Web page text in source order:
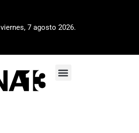
viernes, 7 agosto 2026.